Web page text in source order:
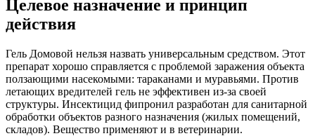
Целевое назначение и принцип
действия
Гель Домовой нельзя назвать универсальным средством. Этот
препарат хорошо справляется с проблемой заражения объекта
ползающими насекомыми: тараканами и муравьями. Против
летающих вредителей гель не эффективен из-за своей
структуры. Инсектицид фипронил разработан для санитарной
обработки объектов разного назначения (жилых помещений,
складов). Вещество применяют и в ветеринарии.